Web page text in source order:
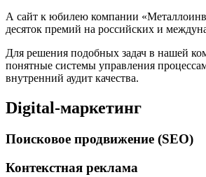
А сайт к юбилею компании
десяток премий на российских и
Для решения подобных задач в нашей
понятные системы управления
внутренний аудит качества.
Digital-маркетинг
Поисковое продвижение (SEO)
Контекстная реклама